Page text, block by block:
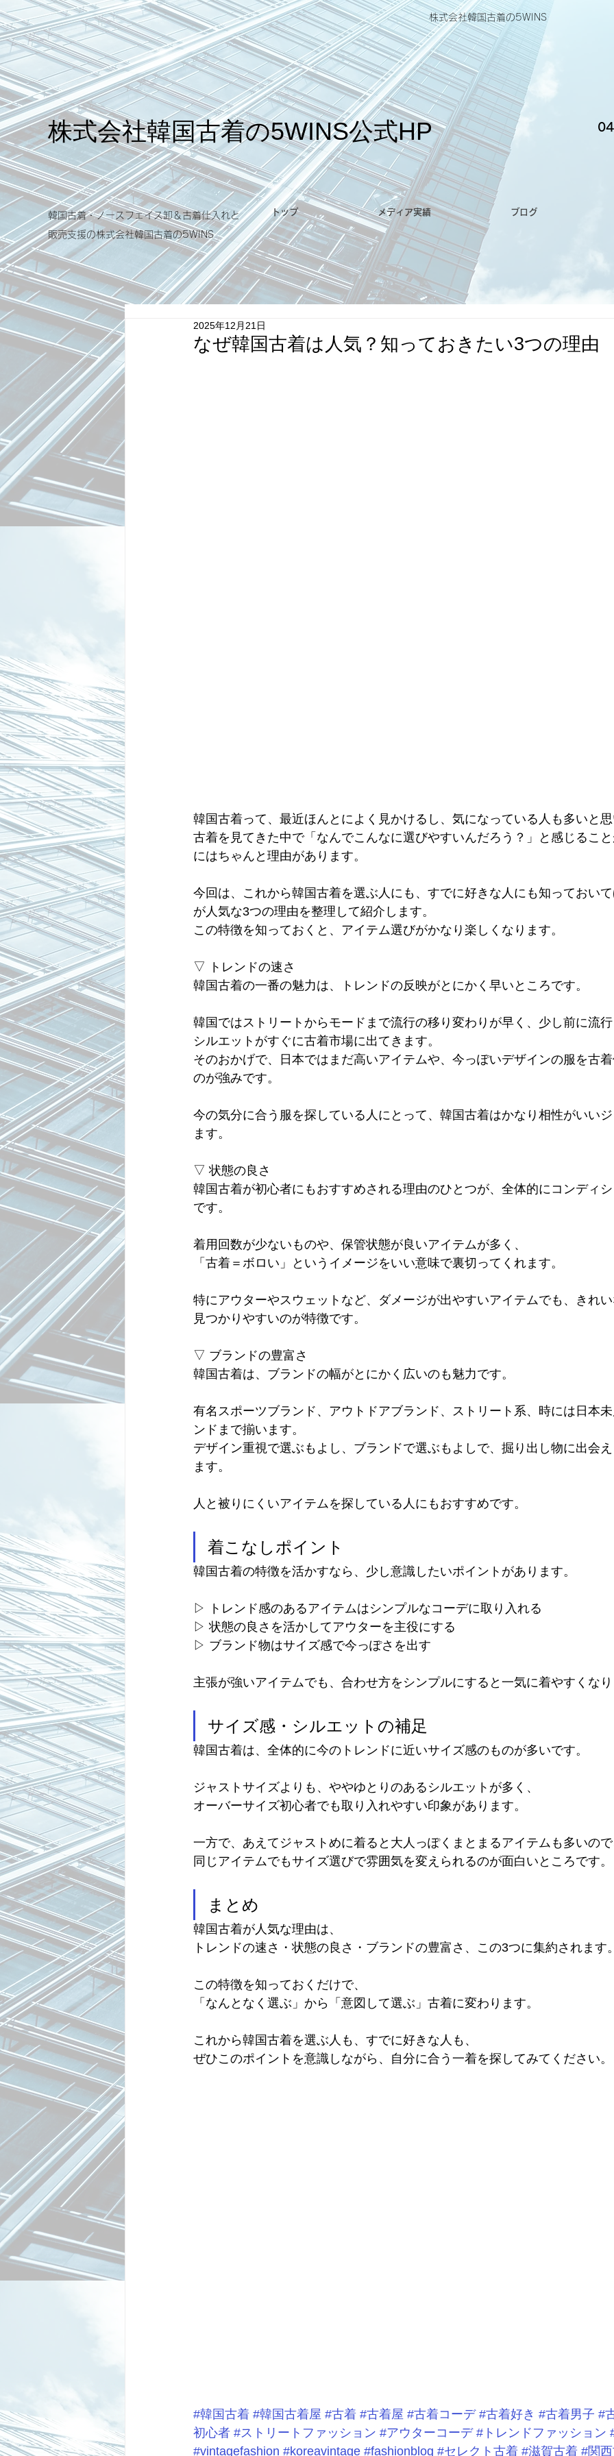
株式会社韓国古着の5WINS
​株式会社韓国古着の5WINS公式HP
韓国古着・ノースフェイス卸＆古着仕入れと
販売支援の​株式会社韓国古着の5WINS
トップ メディア実績 ブログ
なぜ韓国古着は人気？知っておきたい3つの理由
2025年12月21日
韓国古着って、最近ほんとによく見かけるし、気になっている人も多いと
古着を見てきた中で「なんでこんなに選びやすいんだろう？」と感じるこ
にはちゃんと理由があります。
今回は、これから韓国古着を選ぶ人にも、すでに好きな人にも知っておい
が人気な3つの理由を整理して紹介します。
この特徴を知っておくと、アイテム選びがかなり楽しくなります。
▽ トレンドの速さ
韓国古着の一番の魅力は、トレンドの反映がとにかく早いところです。
韓国ではストリートからモードまで流行の移り変わりが早く、少し前に流
シルエットがすぐに古着市場に出てきます。
そのおかげで、日本ではまだ高いアイテムや、今っぽいデザインの服を古
のが強みです。
今の気分に合う服を探している人にとって、韓国古着はかなり相性がいい
ます。
▽ 状態の良さ
韓国古着が初心者にもおすすめされる理由のひとつが、全体的にコンディ
です。
着用回数が少ないものや、保管状態が良いアイテムが多く、
「古着＝ボロい」というイメージをいい意味で裏切ってくれます。
特にアウターやスウェットなど、ダメージが出やすいアイテムでも、きれ
見つかりやすいのが特徴です。
▽ ブランドの豊富さ
韓国古着は、ブランドの幅がとにかく広いのも魅力です。
有名スポーツブランド、アウトドアブランド、ストリート系、時には日本
ンドまで揃います。
デザイン重視で選ぶもよし、ブランドで選ぶもよしで、掘り出し物に出会
ます。
人と被りにくいアイテムを探している人にもおすすめです。
着こなしポイント
韓国古着の特徴を活かすなら、少し意識したいポイントがあります。
▷ トレンド感のあるアイテムはシンプルなコーデに取り入れる
▷ 状態の良さを活かしてアウターを主役にする
▷ ブランド物はサイズ感で今っぽさを出す
主張が強いアイテムでも、合わせ方をシンプルにすると一気に着やすくな
サイズ感・シルエットの補足
韓国古着は、全体的に今のトレンドに近いサイズ感のものが多いです。
ジャストサイズよりも、ややゆとりのあるシルエットが多く、
オーバーサイズ初心者でも取り入れやすい印象があります。
一方で、あえてジャストめに着ると大人っぽくまとまるアイテムも多いの
同じアイテムでもサイズ選びで雰囲気を変えられるのが面白いところです。
まとめ
韓国古着が人気な理由は、
トレンドの速さ・状態の良さ・ブランドの豊富さ、この3つに集約されます
この特徴を知っておくだけで、
「なんとなく選ぶ」から「意図して選ぶ」古着に変わります。
これから韓国古着を選ぶ人も、すでに好きな人も、
ぜひこのポイントを意識しながら、自分に合う一着を探してみてください。
#韓国古着 #韓国古着屋 #古着 #古着屋 #古着コーデ #古着好き #古着男子 #
初心者 #ストリートファッション #アウターコーデ #トレンドファッション
#vintagefashion #koreavintage #fashionblog #セレクト古着 #滋賀古着 #関